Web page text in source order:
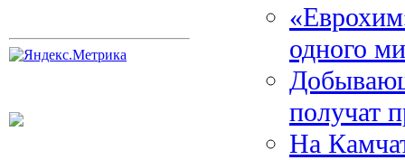
одного
получат
На